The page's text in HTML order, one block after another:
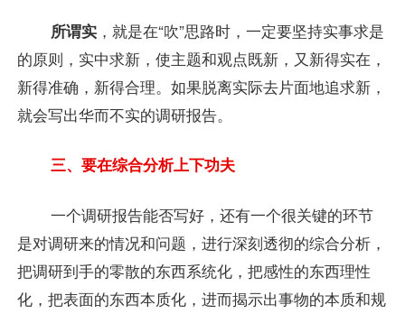
所谓实，就是在“吹”思路时，一定要坚持实事求是
的原则，实中求新，使主题和观点既新，又新得实在，
新得准确，新得合理。如果脱离实际去片面地追求新，
就会写出华而不实的调研报告。
三、要在综合分析上下功夫
一个调研报告能否写好，还有一个很关键的环节
是对调研来的情况和问题，进行深刻透彻的综合分析，
把调研到手的零散的东西系统化，把感性的东西理性
化，把表面的东西本质化，进而揭示出事物的本质和规